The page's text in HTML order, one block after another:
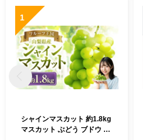
1
シャインマスカット 約1.8kg
マスカット ぶどう ブドウ 葡